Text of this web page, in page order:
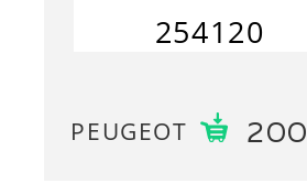
254120
PEUGEOT 200